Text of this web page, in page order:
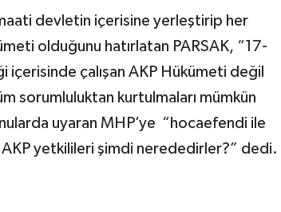
devletin içerisine yerleştirip her
olduğunu hatırlatan PARSAK, “17-
içerisinde çalışan AKP Hükümeti değil
sorumluluktan kurtulmaları mümkün
uyaran MHP’ye “hocaefendi ile
yetkilileri şimdi nerededirler?” dedi.